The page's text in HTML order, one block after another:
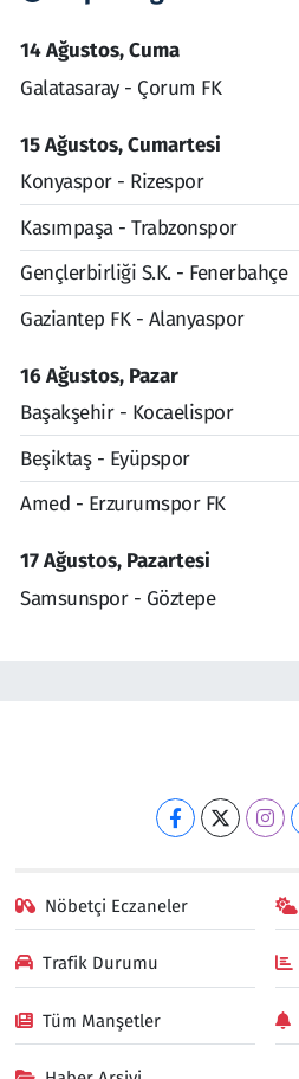
14 Ağustos, Cuma
Galatasaray - Çorum FK
15 Ağustos, Cumartesi
Konyaspor - Rizespor
Kasımpaşa - Trabzonspor
Gençlerbirliği S.K. - Fenerbahçe
Gaziantep FK - Alanyaspor
16 Ağustos, Pazar
Başakşehir - Kocaelispor
Beşiktaş - Eyüpspor
Amed - Erzurumspor FK
17 Ağustos, Pazartesi
Samsunspor - Göztepe
Nöbetçi Eczaneler
Trafik Durumu
Tüm Manşetler